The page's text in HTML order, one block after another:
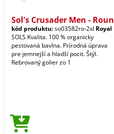
Sol's Crusader Men - Roun
kód produktu:so03582ro-2xl Royal
SOLS Kvalita. 100 % organicky
pestovaná bavlna. Prírodná úprava
pre jemnejší a hladší pocit. Štýl.
Rebrovaný golier zo 1